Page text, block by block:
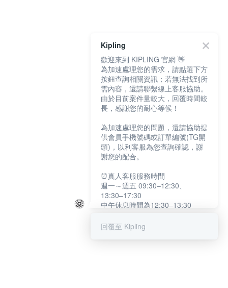
Kipling
歡迎來到 KIPLING 官網 👋
為加速處理您的需求，請點選下方
按鈕查詢相關資訊；若無法找到所
需內容，還請聯繫線上客服協助。
由於目前案件量較大，回覆時間較
長，感謝您的耐心等候！
為加速處理您的問題，還請協助提
供會員手機號碼或訂單編號(TG開
頭)，以利客服為您查詢確認，謝
謝您的配合。
⏰真人客服服務時間
週一～週五 09:30–12:30、
13:30–17:30
中午休息時間為12:30–13:30
提醒您：系統會自動已讀訊息，如
回覆至 Kipling